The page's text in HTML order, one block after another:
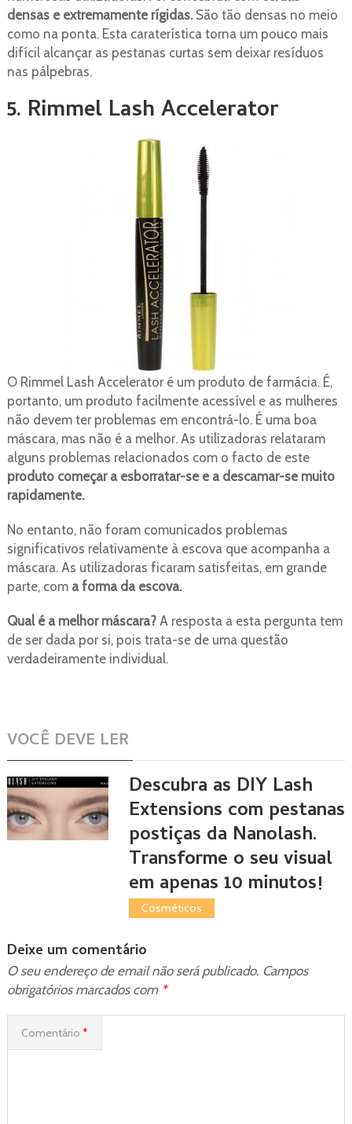
densas e extremamente rígidas.São tão densas no meio
como na ponta. Esta caraterística torna um pouco mais
difícil alcançar as pestanas curtas sem deixar resíduos
nas pálpebras.
5. Rimmel Lash Accelerator
O Rimmel Lash Accelerator é um produto de farmácia. É,
portanto, um produto facilmente acessível e as mulheres
não devem ter problemas em encontrá-lo. É uma boa
máscara, mas não é a melhor. As utilizadoras relataram
alguns problemas relacionados com o facto de este
produto começar a esborratar-se e a descamar-se muito
rapidamente.
No entanto, não foram comunicados problemas
significativos relativamente à escova que acompanha a
máscara. As utilizadoras ficaram satisfeitas, em grande
parte, com a forma da escova.
Qual é a melhor máscara?A resposta a esta pergunta tem
de ser dada por si, pois trata-se de uma questão
verdadeiramente individual.
VOCÊ DEVE LER
Descubra as DIY Lash
Extensions com pestanas
postiças da Nanolash.
Transforme o seu visual
em apenas 10 minutos!
Cosméticos
Deixe um comentário
O seu endereço de email não será publicado. Campos
obrigatórios marcados com *
Comentário *